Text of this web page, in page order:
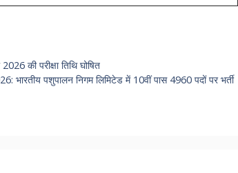
की परीक्षा तिथि घोषित
पशुपालन निगम लिमिटेड में 10वीं पास 4960 पदों पर भर्ती